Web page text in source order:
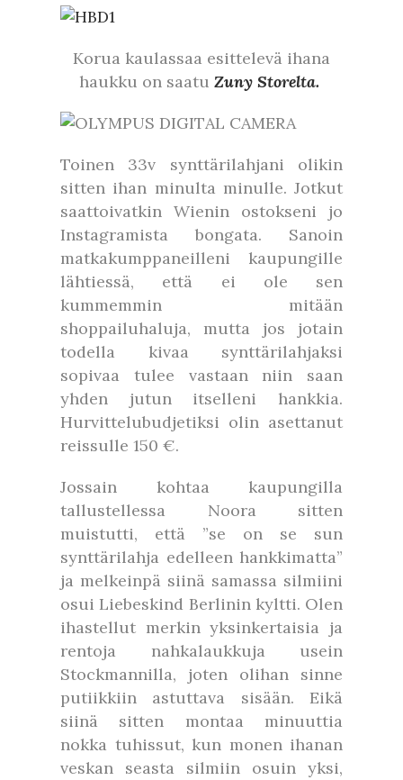
Korua kaulassaa esittelevä ihana
haukku on saatu Zuny Storelta.
Toinen 33v synttärilahjani olikin
sitten ihan minulta minulle. Jotkut
saattoivatkin Wienin ostokseni jo
Instagramista bongata. Sanoin
matkakumppaneilleni kaupungille
lähtiessä, että ei ole sen
kummemmin mitään
shoppailuhaluja, mutta jos jotain
todella kivaa synttärilahjaksi
sopivaa tulee vastaan niin saan
yhden jutun itselleni hankkia.
Hurvittelubudjetiksi olin asettanut
reissulle 150 €.
Jossain kohtaa kaupungilla
tallustellessa Noora sitten
muistutti, että ”se on se sun
synttärilahja edelleen hankkimatta”
ja melkeinpä siinä samassa silmiini
osui Liebeskind Berlinin kyltti. Olen
ihastellut merkin yksinkertaisia ja
rentoja nahkalaukkuja usein
Stockmannilla, joten olihan sinne
putiikkiin astuttava sisään. Eikä
siinä sitten montaa minuuttia
nokka tuhissut, kun monen ihanan
veskan seasta silmiin osuin yksi,